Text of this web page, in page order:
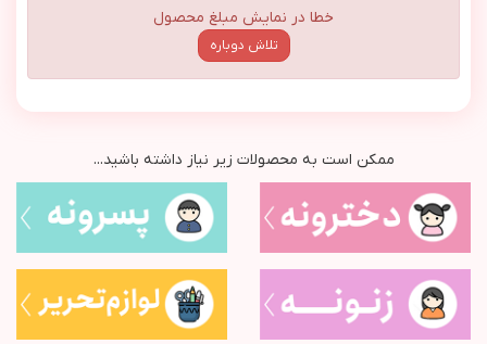
خطا در نمایش مبلغ محصول
تلاش دوباره
ممکن است به محصولات زیر نیاز داشته باشید...